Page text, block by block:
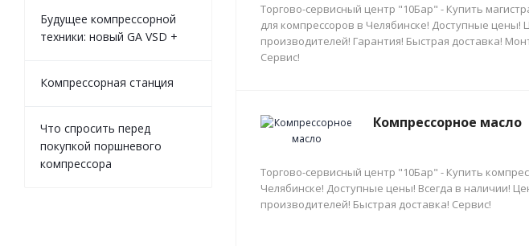
Торгово-сервисный центр "10Бар" - Купить
для компрессоров в Челябинске! Доступные цены!
производителей! Гарантия! Быстрая доставка!
Сервис!
Компрессорное масло
Торгово-сервисный центр "10Бар" - Купить
Челябинске! Доступные цены! Всегда в наличии!
производителей! Быстрая доставка! Сервис!
Будущее компрессорной
техники: новый GA VSD +
Компрессорная станция
Что спросить перед
покупкой поршневого
компрессора